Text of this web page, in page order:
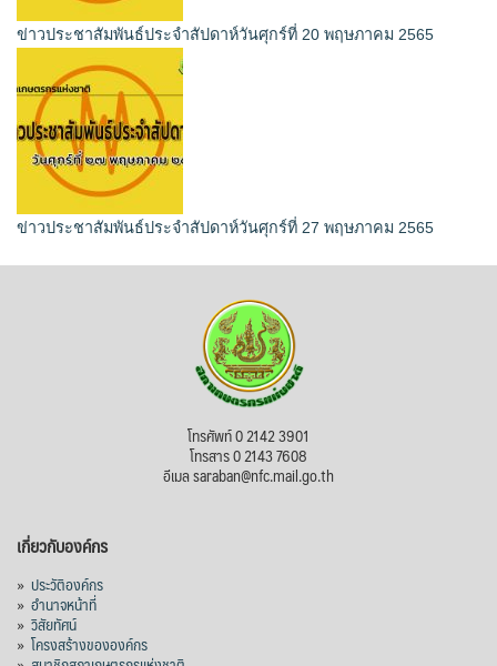
ข่าวประชาสัมพันธ์ประจำสัปดาห์วันศุกร์ที่ 20 พฤษภาคม 2565
ข่าวประชาสัมพันธ์ประจำสัปดาห์วันศุกร์ที่ 27 พฤษภาคม 2565
โทรศัพท์ 0 2142 3901
โทรสาร 0 2143 7608
อีเมล saraban@nfc.mail.go.th
เกี่ยวกับองค์กร
» ประวัติองค์กร
» อำนาจหน้าที่
» วิสัยทัศน์
» โครงสร้างขององค์กร